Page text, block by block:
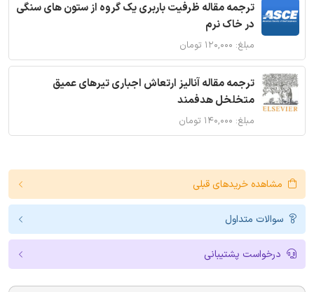
ترجمه مقاله ظرفیت باربری یک گروه از ستون های سنگی
در خاک نرم
مبلغ: ۱۲۰,۰۰۰ تومان
ترجمه مقاله آنالیز ارتعاش اجباری تیرهای عمیق
متخلخل هدفمند
مبلغ: ۱۴۰,۰۰۰ تومان
مشاهده خریدهای قبلی
سوالات متداول
درخواست پشتیبانی